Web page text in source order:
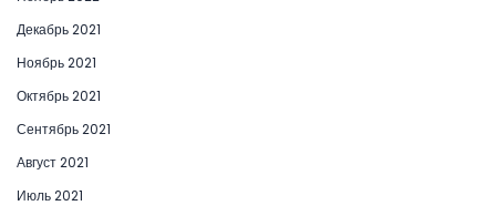
Декабрь 2021
Ноябрь 2021
Октябрь 2021
Сентябрь 2021
Август 2021
Июль 2021